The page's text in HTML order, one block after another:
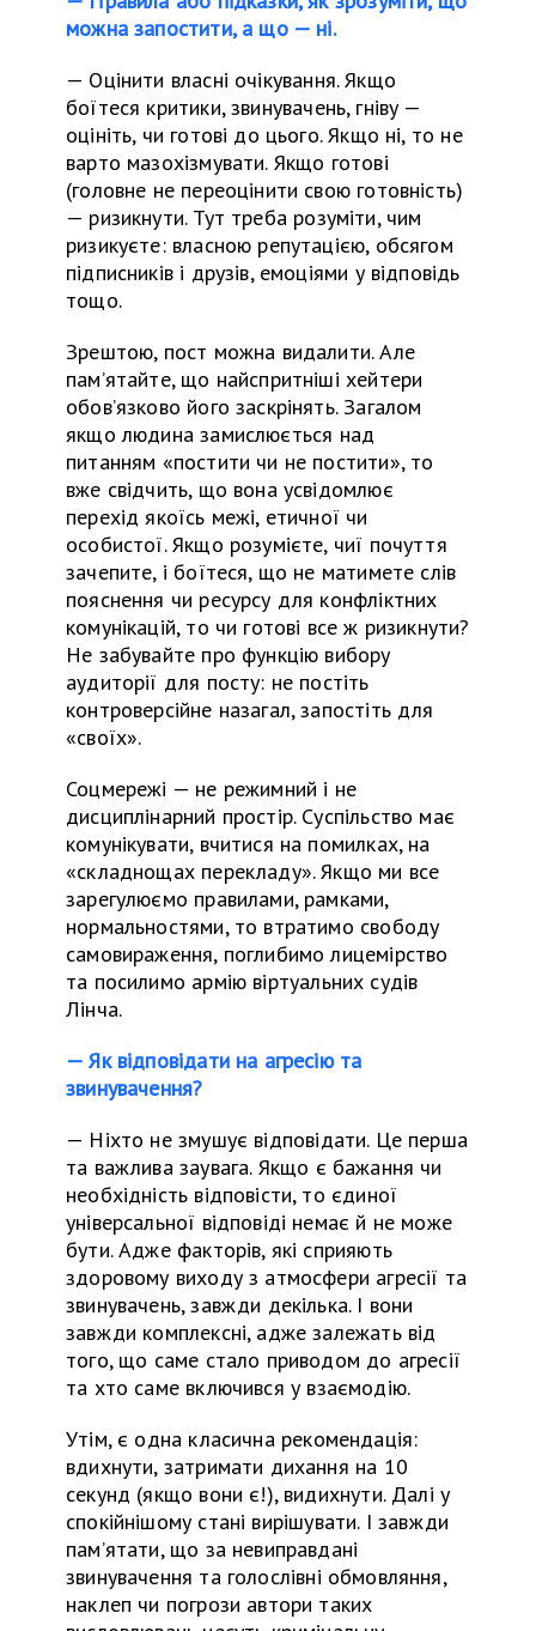
можна запостити, а що — ні.
— Оцінити власні очікування.Якщо
боїтеся критики, звинувачень, гніву —
оцініть, чи готові до цього. Якщо ні, то не
варто мазохізмувати. Якщо готові
(головне не переоцінити свою готовність)
— ризикнути. Тут требарозуміти, чим
ризикуєте: власною репутацією, обсягом
підписників і друзів, емоціями у відповідь
тощо.
Зрештою, пост можна видалити. Але
пам’ятайте, що найспритніші хейтери
обов’язково його заскрінять. Загалом
якщо людина замислюється над
питанням «постити чи не постити», то
вже свідчить, що вона усвідомлює
перехід якоїсь межі, етичної чи
особистої. Якщо розумієте, чиї почуття
зачепите, і боїтеся, що не матимете слів
пояснення чи ресурсу для конфліктних
комунікацій, то чи готові все ж ризикнути?
Не забувайте про функцію вибору
аудиторії для посту: не постіть
контроверсійне назагал, запостіть для
«своїх».
Соцмережі — не режимний і не
дисциплінарний простір. Суспільство має
комунікувати, вчитися на помилках, на
«складнощах перекладу». Якщо ми все
зарегулюємо правилами, рамками,
нормальностями, то втратимо свободу
самовираження, поглибимо лицемірство
та посилимо армію віртуальних судів
Лінча.
— Як відповідати на агресію та
звинувачення?
— Ніхто не змушує відповідати. Це перша
та важлива заувага. Якщо є бажання чи
необхідність відповісти, то єдиної
універсальної відповіді немає й не може
бути. Адже факторів, які сприяють
здоровому виходу з атмосфери агресії та
звинувачень, завжди декілька. І вони
завжди комплексні, адже залежать від
того, що саме стало приводом до агресії
та хто саме включився у взаємодію.
Утім, є одна класична рекомендація:
вдихнути, затримати дихання на 10
секунд (якщо вони є!), видихнути. Далі у
спокійнішому стані вирішувати. І завжди
пам’ятати, що за невиправдані
звинувачення таголослівні обмовляння,
наклеп чи погрози автори таких